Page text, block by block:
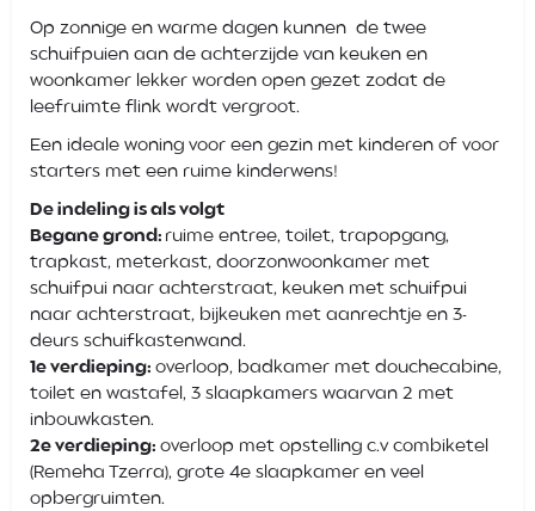
Op zonnige en warme dagen kunnen de twee
schuifpuien aan de achterzijde van keuken en
woonkamer lekker worden open gezet zodat de
leefruimte flink wordt vergroot.
Een ideale woning voor een gezin met kinderen of voor
starters met een ruime kinderwens!
De indeling is als volgt
Begane grond: ruime entree, toilet, trapopgang,
trapkast, meterkast, doorzonwoonkamer met
schuifpui naar achterstraat, keuken met schuifpui
naar achterstraat, bijkeuken met aanrechtje en 3-
deurs schuifkastenwand.
1e verdieping: overloop, badkamer met douchecabine,
toilet en wastafel, 3 slaapkamers waarvan 2 met
inbouwkasten.
2e verdieping: overloop met opstelling c.v combiketel
(Remeha Tzerra), grote 4e slaapkamer en veel
opbergruimten.